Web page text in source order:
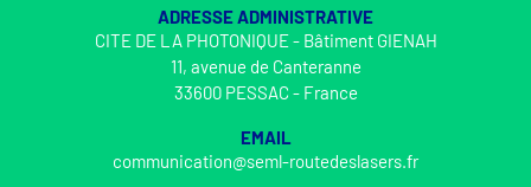
ADRESSE ADMINISTRATIVE
CITE DE LA PHOTONIQUE - Bâtiment GIENAH
11, avenue de Canteranne
33600 PESSAC - France
EMAIL
communication@seml-routedeslasers.fr